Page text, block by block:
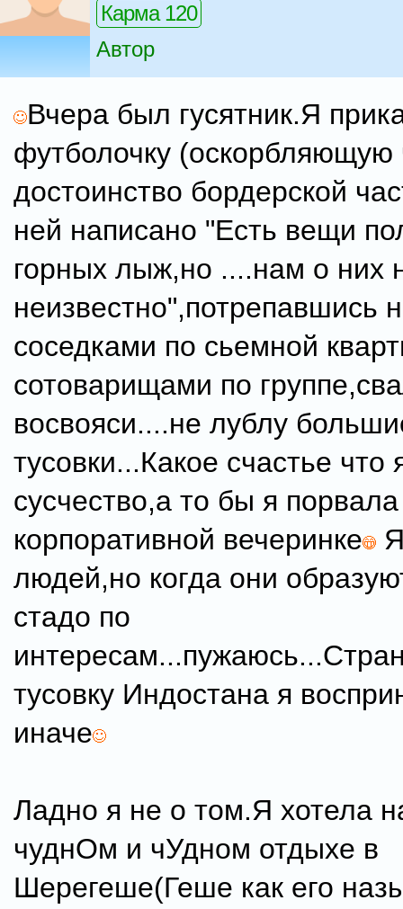
Карма 120
Автор
Вчера был гусятник.Я
футболочку (оскорбляющую
достоинство бордерской
ней написано "Есть вещи
горных лыж,но ....нам о них
неизвестно",потрепавшись
соседками по сьемной
сотоварищами по
восвояси....не лублу
тусовки...Какое счастье
сусчество,а то бы я
корпоративной вечеринке
людей,но когда они
стадо по
тусовку Индостана я
иначе
Ладно я не о том.Я хотела
чуднОм и чУдном отдыхе в
Шерегеше(Геше как его